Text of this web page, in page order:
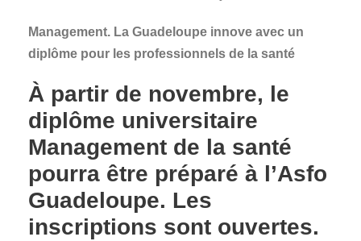
Management. La Guadeloupe innove avec un
diplôme pour les professionnels de la santé
À partir de novembre, le
diplôme universitaire
Management de la santé
pourra être préparé à l’Asfo
Guadeloupe. Les
inscriptions sont ouvertes.